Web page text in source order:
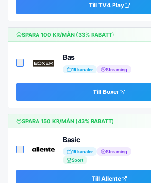
Till TV4 Play
SPARA 100 KR/MÅN (33% RABATT)
Bas
19kanaler Streaming
Till Boxer
SPARA 150 KR/MÅN (43% RABATT)
Basic
19kanaler
Streaming
Sport
Till Allente